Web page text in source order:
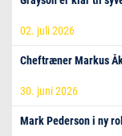
02. juli 2026
Cheftræner Markus
30. juni 2026
Mark Pederson i ny